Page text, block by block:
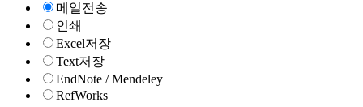
메일전송
인쇄
Excel저장
Text저장
EndNote / Mendeley
RefWorks